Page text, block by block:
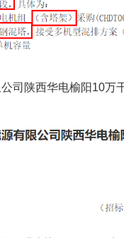
陕西华电榆阳10万